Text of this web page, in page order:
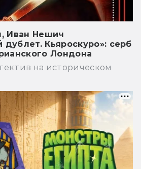
Иван Нешич
Кьяроскуро»: серб
Лондона
на историческом